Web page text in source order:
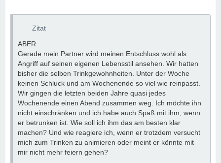
Zitat
ABER:
Gerade mein Partner wird meinen Entschluss wohl als
Angriff auf seinen eigenen Lebensstil ansehen. Wir hatten
bisher die selben Trinkgewohnheiten. Unter der Woche
keinen Schluck und am Wochenende so viel wie reinpasst.
Wir gingen die letzten beiden Jahre quasi jedes
Wochenende einen Abend zusammen weg. Ich möchte ihn
nicht einschränken und ich habe auch Spaß mit ihm, wenn
er betrunken ist. Wie soll ich ihm das am besten klar
machen? Und wie reagiere ich, wenn er trotzdem versucht
mich zum Trinken zu animieren oder meint er könnte mit
mir nicht mehr feiern gehen?